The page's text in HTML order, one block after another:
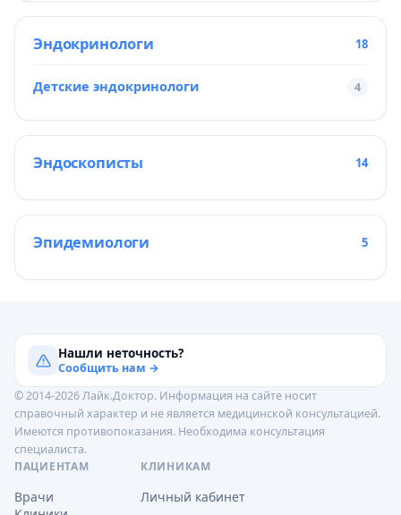
Эндокринологи 18
Детские эндокринологи 4
Эндоскописты 14
Эпидемиологи 5
Нашли неточность?
Сообщить нам →
© 2014-2026 Лайк.Доктор. Информация на сайте носит
справочный характер и не является медицинской консультацией.
Имеются противопоказания. Необходима консультация
специалиста.
ПАЦИЕНТАМ
Врачи
КЛИНИКАМ
Личный кабинет